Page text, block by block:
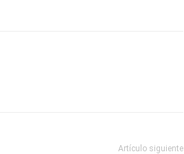
Artículo siguiente